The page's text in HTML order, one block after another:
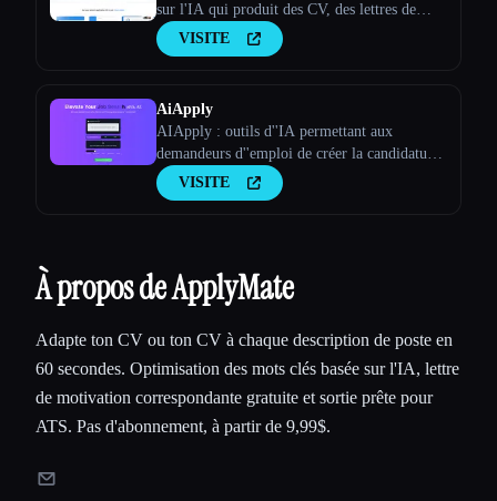
sur l'IA qui produit des CV, des lettres de
motivation et des documents de préparation
aux entretiens sur mesure.
VISITE
AiApply
AIApply : outils d''IA permettant aux
demandeurs d''emploi de créer la candidature
parfaiteVISITE
À propos de ApplyMate
Adapte ton CV ou ton CV à chaque description de poste en
60 secondes. Optimisation des mots clés basée sur l'IA, lettre
de motivation correspondante gratuite et sortie prête pour
ATS. Pas d'abonnement, à partir de 9,99$.